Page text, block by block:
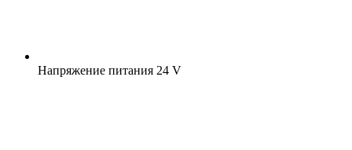
Напряжение питания 24 V